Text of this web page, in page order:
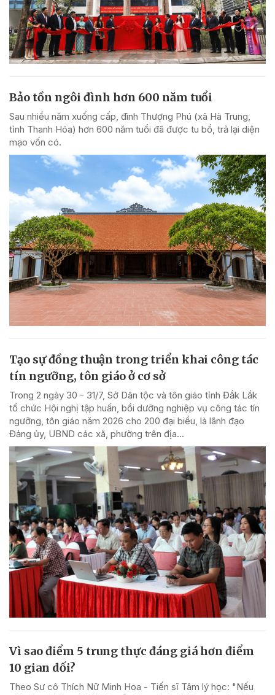
Bảo tồn ngôi đình hơn 600 năm tuổi
Sau nhiều năm xuống cấp, đình Thượng Phú (xã Hà Trung,
tỉnh Thanh Hóa) hơn 600 năm tuổi đã được tu bổ, trả lại diện
mạo vốn có.
Tạo sự đồng thuận trong triển khai công tác
tín ngưỡng, tôn giáo ở cơ sở
Trong 2 ngày 30 - 31/7, Sở Dân tộc và tôn giáo tỉnh Đắk Lắk
tổ chức Hội nghị tập huấn, bồi dưỡng nghiệp vụ công tác tín
ngưỡng, tôn giáo năm 2026 cho 200 đại biểu, là lãnh đạo
Đảng ủy, UBND các xã, phường trên địa...
Vì sao điểm 5 trung thực đáng giá hơn điểm
10 gian dối?
Theo Sư cô Thích Nữ Minh Hoa - Tiến sĩ Tâm lý học: "Nếu